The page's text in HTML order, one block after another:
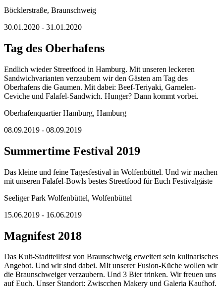
Böcklerstraße, Braunschweig
30.01.2020 - 31.01.2020
Tag des Oberhafens
Endlich wieder Streetfood in Hamburg. Mit unseren leckeren
Sandwichvarianten verzaubern wir den Gästen am Tag des
Oberhafens die Gaumen. Mit dabei: Beef-Teriyaki, Garnelen-
Ceviche und Falafel-Sandwich. Hunger? Dann kommt vorbei.
Oberhafenquartier Hamburg, Hamburg
08.09.2019 - 08.09.2019
Summertime Festival 2019
Das kleine und feine Tagesfestival in Wolfenbüttel. Und wir machen
mit unseren Falafel-Bowls bestes Streetfood für Euch Festivalgäste
Seeliger Park Wolfenbüttel, Wolfenbüttel
15.06.2019 - 16.06.2019
Magnifest 2018
Das Kult-Stadtteilfest von Braunschweig erweitert sein kulinarisches
Angebot. Und wir sind dabei. MIt unserer Fusion-Küche wollen wir
die Braunschweiger verzaubern. Und 3 Bier trinken. Wir freuen uns
auf Euch. Unser Standort: Zwiscchen Makery und Galeria Kaufhof.